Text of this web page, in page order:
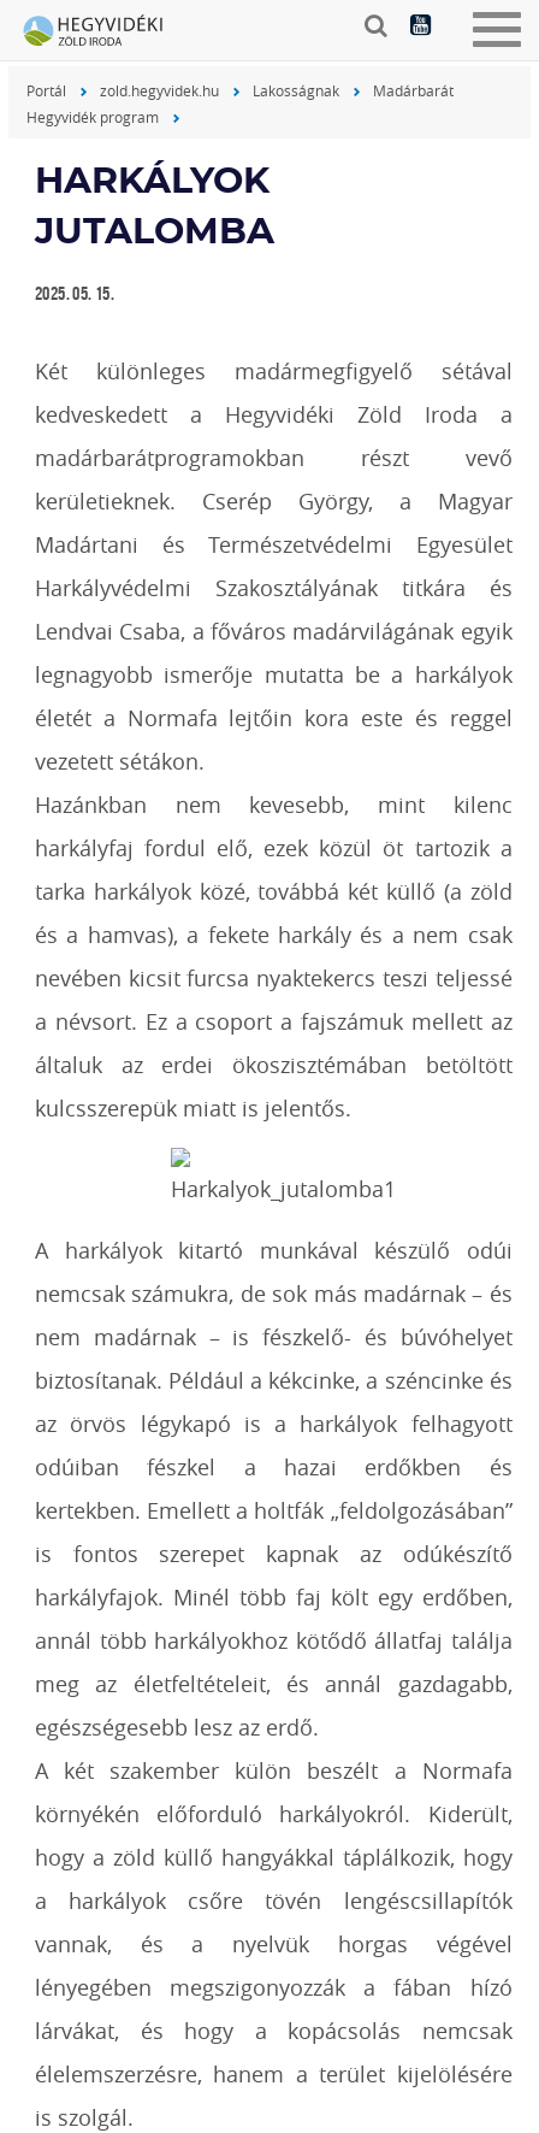
Portál zold.hegyvidek.hu Lakosságnak
Madárbarát
Hegyvidék program
HARKÁLYOK
JUTALOMBA
2025. 05. 15.
Két különleges madármegfigyelő sétával
kedveskedett a Hegyvidéki Zöld Iroda a
madárbarátprogramokban részt vevő
kerületieknek. Cserép György, a Magyar
Madártani és Természetvédelmi Egyesület
Harkályvédelmi Szakosztályának titkára és
Lendvai Csaba, a főváros madárvilágának egyik
legnagyobb ismerője mutatta be a harkályok
életét a Normafa lejtőin kora este és reggel
vezetett sétákon.
Hazánkban nem kevesebb, mint kilenc
harkályfaj fordul elő, ezek közül öt tartozik a
tarka harkályok közé, továbbá két küllő (a zöld
és a hamvas), a fekete harkály és a nem csak
nevében kicsit furcsa nyaktekercs teszi teljessé
a névsort. Ez a csoport a fajszámuk mellett az
általuk az erdei ökoszisztémában betöltött
kulcsszerepük miatt is jelentős.
A harkályok kitartó munkával készülő odúi
nemcsak számukra, de sok más madárnak – és
nem madárnak – is fészkelő- és búvóhelyet
biztosítanak. Például a kékcinke, a széncinke és
az örvös légykapó is a harkályok felhagyott
odúiban fészkel a hazai erdőkben és
kertekben. Emellett a holtfák „feldolgozásában”
is fontos szerepet kapnak az odúkészítő
harkályfajok. Minél több faj költ egy erdőben,
annál több harkályokhoz kötődő állatfaj találja
meg az életfeltételeit, és annál gazdagabb,
egészségesebb lesz az erdő.
A két szakember külön beszélt a Normafa
környékén előforduló harkályokról. Kiderült,
hogy a zöld küllő hangyákkal táplálkozik, hogy
a harkályok csőre tövén lengéscsillapítók
vannak, és a nyelvük horgas végével
lényegében megszigonyozzák a fában hízó
lárvákat, és hogy a kopácsolás nemcsak
élelemszerzésre, hanem a terület kijelölésére
is szolgál.